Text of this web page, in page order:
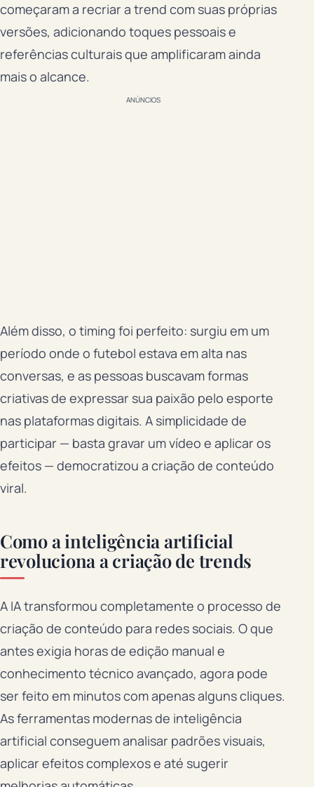
começaram a recriar a trend com suas próprias
versões, adicionando toques pessoais e
referências culturais que amplificaram ainda
mais o alcance.
ANÚNCIOS
Além disso, o timing foi perfeito: surgiu em um
período onde o futebol estava em alta nas
conversas, e as pessoas buscavam formas
criativas de expressar sua paixão pelo esporte
nas plataformas digitais. A simplicidade de
participar — basta gravar um vídeo e aplicar os
efeitos — democratizou a criação de conteúdo
viral.
Como a inteligência artificial
revoluciona a criação de trends
A IA transformou completamente o processo de
criação de conteúdo para redes sociais. O que
antes exigia horas de edição manual e
conhecimento técnico avançado, agora pode
ser feito em minutos com apenas alguns cliques.
As ferramentas modernas de inteligência
artificial conseguem analisar padrões visuais,
aplicar efeitos complexos e até sugerir